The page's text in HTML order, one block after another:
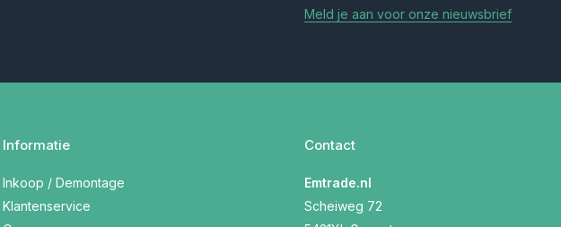
Meld je aan voor onze nieuwsbrief
Informatie
Inkoop / Demontage
Klantenservice
Contact
Emtrade.nl
Scheiweg 72